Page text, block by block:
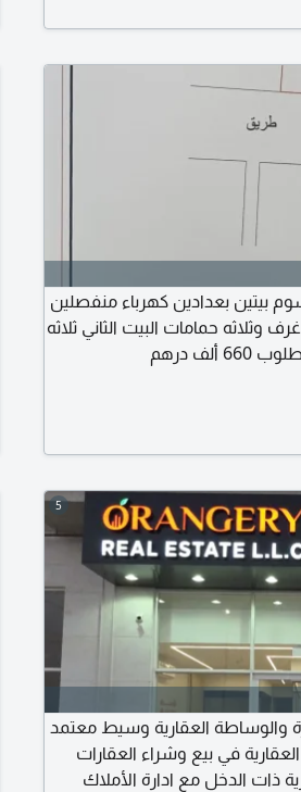
بيتين بعدادين كهرباء منفصلين
المساحة 280 متر مربع البيت الأول 4 غرف وثلاثه حمامات البيت الثاني ثلاثه
5
والوساطة العقارية وسيط معتمد
في بيع وشراء العقارات
ذات الدخل مع ادارة الأملاك